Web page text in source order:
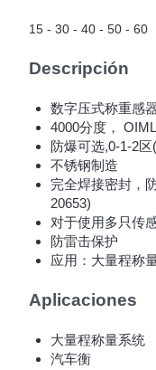
15 - 30 - 40 - 50 - 60
Descripción
数字压式称重感
4000分度，
防爆可选,0-1-2
不锈钢制造
完全焊接密封，
20653)
对于使用多只传
防雷击保护
应用：大量程称
Aplicaciones
大量程称量系统
汽车衡